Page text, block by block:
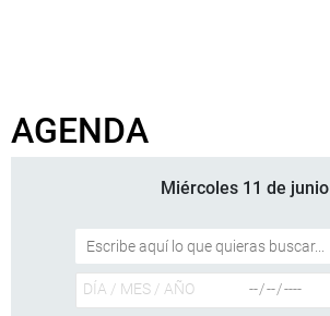
AGENDA
Miércoles 11 de junio